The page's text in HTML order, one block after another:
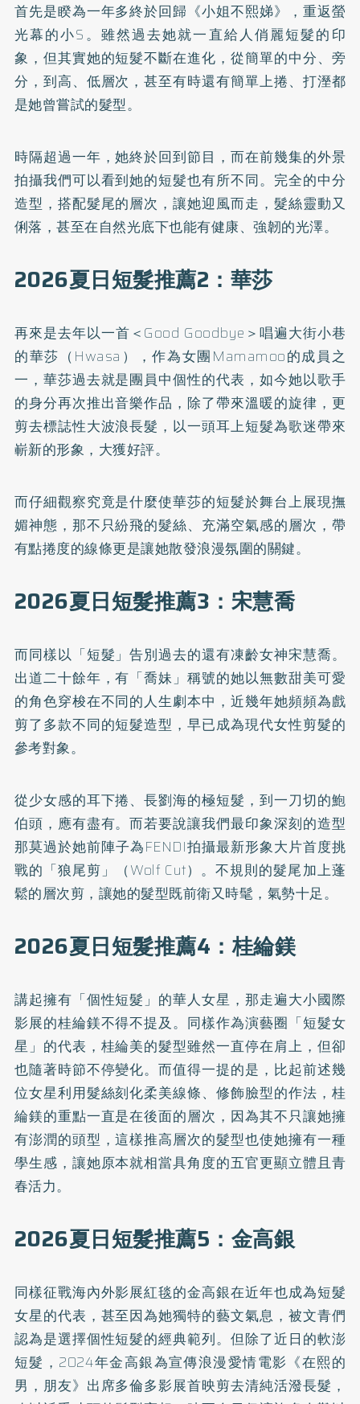
首先是睽為一年多終於回歸《小姐不熙娣》，重返螢
光幕的小S。雖然過去她就一直給人俏麗短髮的印
象，但其實她的短髮不斷在進化，從簡單的中分、旁
分，到高、低層次，甚至有時還有簡單上捲、打溼都
是她曾嘗試的髮型。
時隔超過一年，她終於回到節目，而在前幾集的外景
拍攝我們可以看到她的短髮也有所不同。完全的中分
造型，搭配髮尾的層次，讓她迎風而走，髮絲靈動又
俐落，甚至在自然光底下也能有健康、強韌的光澤。
2026夏日短髮推薦2：華莎
再來是去年以一首＜Good Goodbye＞唱遍大街小巷
的華莎（Hwasa），作為女團Mamamoo的成員之
一，華莎過去就是團員中個性的代表，如今她以歌手
的身分再次推出音樂作品，除了帶來溫暖的旋律，更
剪去標誌性大波浪長髮，以一頭耳上短髮為歌迷帶來
嶄新的形象，大獲好評。
而仔細觀察究竟是什麼使華莎的短髮於舞台上展現撫
媚神態，那不只紛飛的髮絲、充滿空氣感的層次，帶
有點捲度的線條更是讓她散發浪漫氛圍的關鍵。
2026夏日短髮推薦3：宋慧喬
而同樣以「短髮」告別過去的還有凍齡女神宋慧喬。
出道二十餘年，有「喬妹」稱號的她以無數甜美可愛
的角色穿梭在不同的人生劇本中，近幾年她頻頻為戲
剪了多款不同的短髮造型，早已成為現代女性剪髮的
參考對象。
從少女感的耳下捲、長劉海的極短髮，到一刀切的鮑
伯頭，應有盡有。而若要說讓我們最印象深刻的造型
那莫過於她前陣子為FENDI拍攝最新形象大片首度挑
戰的「狼尾剪」（Wolf Cut）。不規則的髮尾加上蓬
鬆的層次剪，讓她的髮型既前衛又時髦，氣勢十足。
2026夏日短髮推薦4：桂綸鎂
講起擁有「個性短髮」的華人女星，那走遍大小國際
影展的桂綸鎂不得不提及。同樣作為演藝圈「短髮女
星」的代表，桂綸美的髮型雖然一直停在肩上，但卻
也隨著時節不停變化。而值得一提的是，比起前述幾
位女星利用髮絲刻化柔美線條、修飾臉型的作法，桂
綸鎂的重點一直是在後面的層次，因為其不只讓她擁
有澎潤的頭型，這樣推高層次的髮型也使她擁有一種
學生感，讓她原本就相當具角度的五官更顯立體且青
春活力。
2026夏日短髮推薦5：金高銀
同樣征戰海內外影展紅毯的金高銀在近年也成為短髮
女星的代表，甚至因為她獨特的藝文氣息，被文青們
認為是選擇個性短髮的經典範列。但除了近日的軟澎
短髮，2024年金高銀為宣傳浪漫愛情電影《在熙的
男，朋友》出席多倫多影展首映剪去清純活潑長髮，